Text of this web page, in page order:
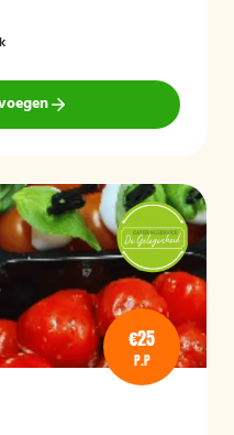
€25
P.P